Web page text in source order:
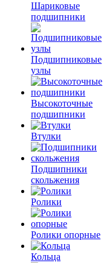
Шариковые
подшипники
Подшипниковые
узлы
Высокоточные
подшипники
Втулки
Подшипники
скольжения
Ролики
Ролики опорные
Кольца